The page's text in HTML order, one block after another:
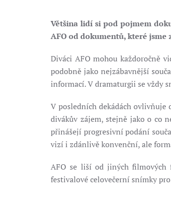
Většina lidí si pod pojmem
AFO od dokumentů, které
Diváci AFO mohou každoročně
podobně jako nejzábavnější
informací. V dramaturgii se vždy
V posledních dekádách
divákův zájem, stejně jako o co
přinášejí progresivní podání
vizí i zdánlivě konvenční, ale
AFO se liší od jiných
festivalové celovečerní snímky